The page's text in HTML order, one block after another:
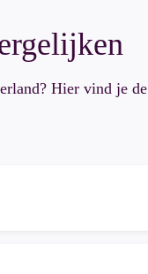
Hier vind je de